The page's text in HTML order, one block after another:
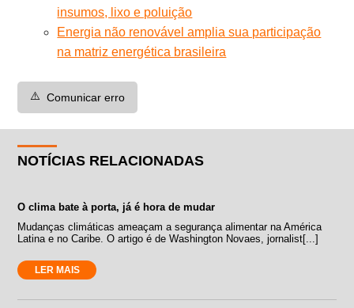
insumos, lixo e poluição
Energia não renovável amplia sua participação
na matriz energética brasileira
⚠️ Comunicar erro
NOTÍCIAS RELACIONADAS
O clima bate à porta, já é hora de mudar
Mudanças climáticas ameaçam a segurança alimentar na América
Latina e no Caribe. O artigo é de Washington Novaes, jornalist[...]
LER MAIS